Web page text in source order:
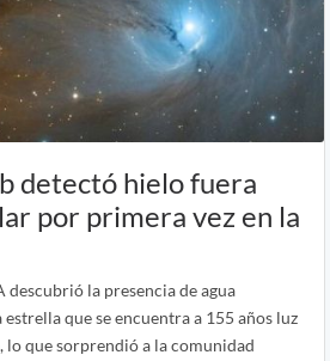
detectó hielo fuera
por primera vez en la
descubrió la presencia de agua
que se encuentra a 155 años luz
lo que sorprendió a la comunidad